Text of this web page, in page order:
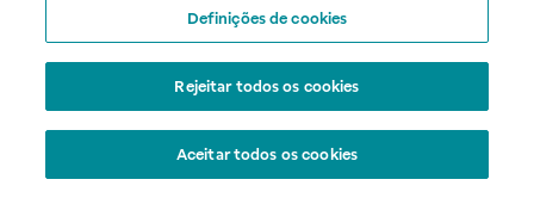
Definições de cookies
Rejeitar todos os cookies
Aceitar todos os cookies